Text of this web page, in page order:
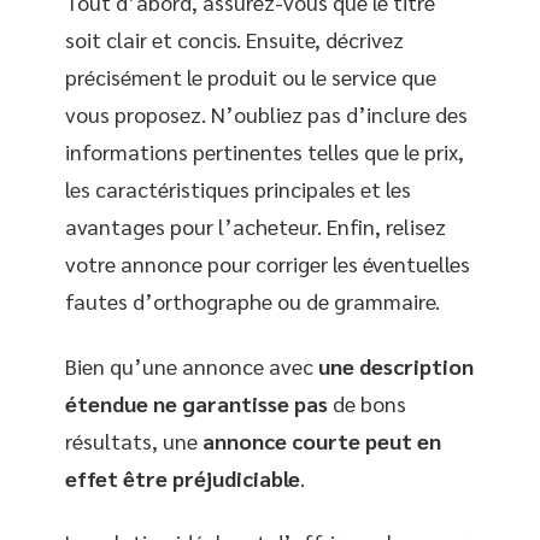
soit clair et concis. Ensuite, décrivez
précisément le produit ou le service que
vous proposez. N’oubliez pas d’inclure des
informations pertinentes telles que le prix,
les caractéristiques principales et les
avantages pour l’acheteur. Enfin, relisez
votre annonce pour corriger les éventuelles
fautes d’orthographe ou de grammaire.
Bien qu’une annonce avec une description
étendue ne garantisse pas de bons
résultats, une annonce courte peut en
effet être préjudiciable